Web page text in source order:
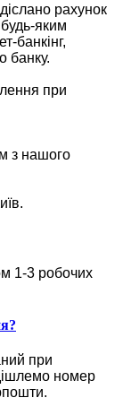
рахунок
яким
банкінг,
банку.
при
з нашого
1-3 робочих
при
номер